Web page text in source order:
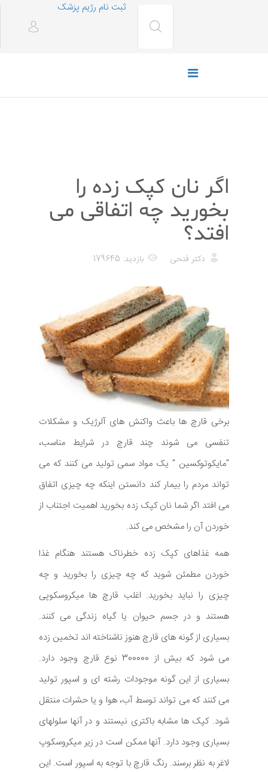
ثبت نام رژیم پزشک
اگر نان کپک زده را
بخورید چه اتفاقی می
افتد؟
دکتر فتحی بازدید: 179645
برخی قارچ ها باعث واکنش های آلرژیک و مشکلات
تنفسی می شوند چند قارچ در شرایط مناسب،
"مایکوتوکسین " یک مواد سمی تولید می کنند که می
تواند مردم را بیمار کند دانستن اینکه چه چیزی اتفاق
می افتد اگر شما نان کپک زده بخورید اهمیت اجتناب از
خوردن آن را مشخص می کند.
همه غذاهای کپک زده خطرناک هستند هنگام غذا
خوردن مطمئن شوید که چه چیزی را بخورید و چه
چیزی را نباید بخورید. اغلب قارچ ها میکروسکوپی
هستند و در جسم حیوان یا گیاه زندگی می کنند.
بسیاری از گونه های قارچ هنوز ناشناخته اند تخمین زده
می شود که بیش از 300000 نوع قارچ وجود دارد.
بسیاری از این گونه موجودات رشته ای و اسپور تولید
می کنند که می تواند توسط آب، هوا و یا حشرات منتقل
شود. کپک ها مشابه باکتری نیستند و در آنها سلولهای
بسیاری وجود دارد. آنها ممکن است در زیر میکروسکوپ
لاغر به نظر برسند. رنگ قارچ با توجه به اسپور است. این